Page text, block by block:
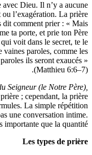
intime avec Dieu. Il n’y
semblant ou
nous dit comment
ferme ta porte, et
Père, qui voit dans le
pas de vaines paroles,
force de paroles ils seront
laPrière du Seigneur (le
de votre prière ;
des formules. La simple
pas une
est plus importante que
Les types